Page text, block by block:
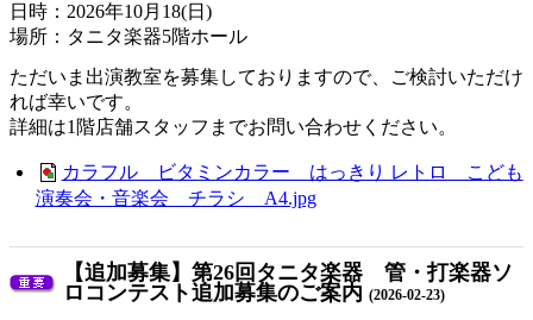
日時：2026年10月18(日)
場所：タニタ楽器5階ホール
ただいま出演教室を募集しておりますので、ご検討いただけ
れば幸いです。
詳細は1階店舗スタッフまでお問い合わせください。
カラフル ビタミンカラー はっきり レトロ こども
演奏会・音楽会 チラシ A4.jpg
【追加募集】第26回タニタ楽器 管・打楽器ソ
ロコンテスト追加募集のご案内 (2026-02-23)